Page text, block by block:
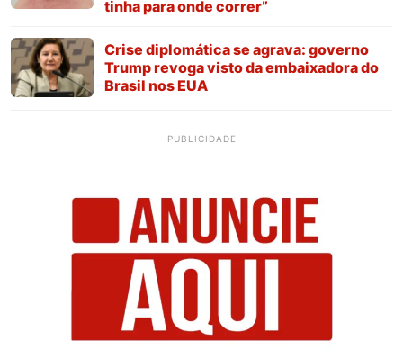
tinha para onde correr”
Crise diplomática se agrava: governo
Trump revoga visto da embaixadora do
Brasil nos EUA
PUBLICIDADE